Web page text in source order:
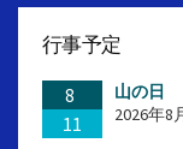
行事予定
8
11
山の日
2026年8